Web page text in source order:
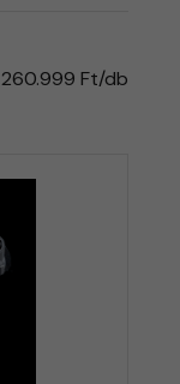
260.999 Ft/db